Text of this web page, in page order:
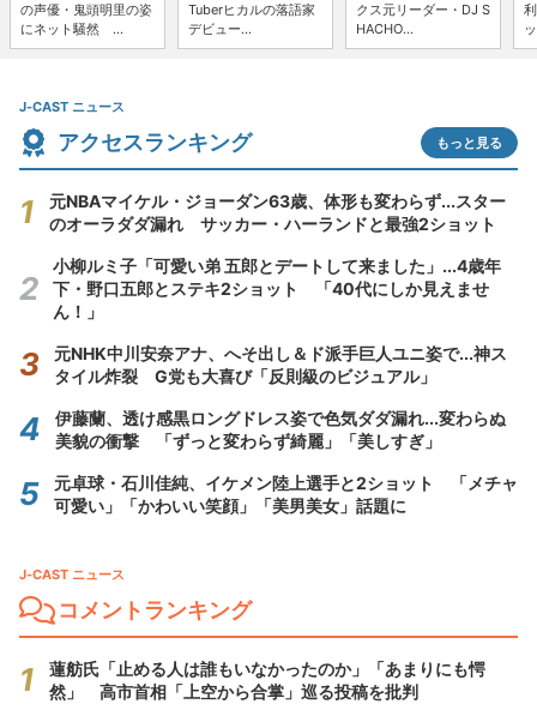
の声優・鬼頭明里の姿
にネット騒然 ...
Tuberヒカルの落語家
デビュー...
クス元リーダー・DJ S
HACHO...
J-CAST ニュース
アクセスランキング もっと見る
元NBAマイケル・ジョーダン63歳、体形も変わらず...スター
のオーラダダ漏れ サッカー・ハーランドと最強2ショット
小柳ルミ子「可愛い弟 五郎とデートして来ました」...4歳年
下・野口五郎とステキ2ショット 「40代にしか見えませ
ん！」
元NHK中川安奈アナ、へそ出し＆ド派手巨人ユニ姿で...神ス
タイル炸裂 G党も大喜び「反則級のビジュアル」
伊藤蘭、透け感黒ロングドレス姿で色気ダダ漏れ...変わらぬ
美貌の衝撃 「ずっと変わらず綺麗」「美しすぎ」
元卓球・石川佳純、イケメン陸上選手と2ショット 「メチャ
可愛い」「かわいい笑顔」「美男美女」話題に
J-CAST ニュース
コメントランキング
蓮舫氏「止める人は誰もいなかったのか」「あまりにも愕
然」 高市首相「上空から合掌」巡る投稿を批判